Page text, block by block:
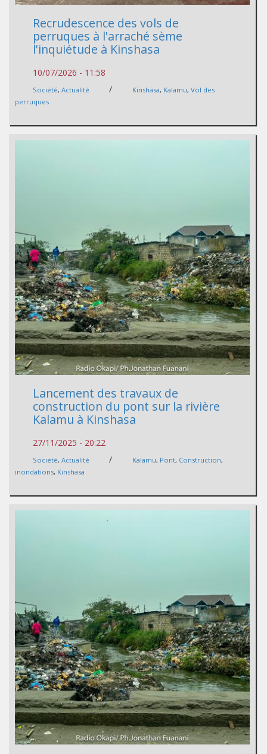
Recrudescence des vols de
perruques à l'arraché sème
l'inquiétude à Kinshasa
10/07/2026 - 11:58
Société, Actualité / Kinshasa, Kalamu, Vol des
perruques
Lancement des travaux de
construction du pont sur la rivière
Kalamu à Kinshasa
27/11/2025 - 20:22
Société, Actualité / Kalamu, Pont, Construction,
inondations, Kinshasa